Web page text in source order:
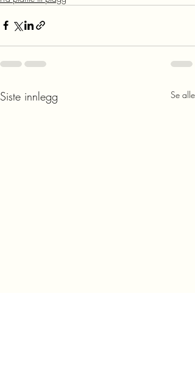
Siste innlegg Se alle